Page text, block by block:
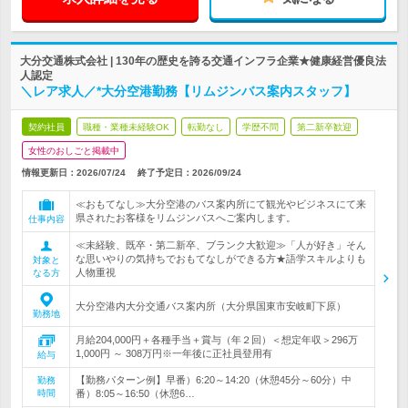
大分交通株式会社 | 130年の歴史を誇る交通インフラ企業★健康経営優良法
人認定
＼レア求人／*大分空港勤務【リムジンバス案内スタッフ】
契約社員 職種・業種未経験OK 転勤なし 学歴不問 第二新卒歓迎
女性のおしごと掲載中
情報更新日：2026/07/24 終了予定日： 2026/09/24
仕事内容
≪おもてなし≫大分空港のバス案内所にて観光やビジネスにて来
県されたお客様をリムジンバスへご案内します。
対象と
なる方
≪未経験、既卒・第二新卒、ブランク大歓迎≫「人が好き」そん
な思いやりの気持ちでおもてなしができる方★語学スキルよりも
人物重視
勤務地
大分空港内大分交通バス案内所（大分県国東市安岐町下原）
給与
月給204,000円＋各種手当＋賞与（年２回）＜想定年収＞296万
1,000円 ～ 308万円※一年後に正社員登用有
勤務
時間
【勤務パターン例】早番）6:20～14:20（休憩45分～60分）中
番）8:05～16:50（休憩6…